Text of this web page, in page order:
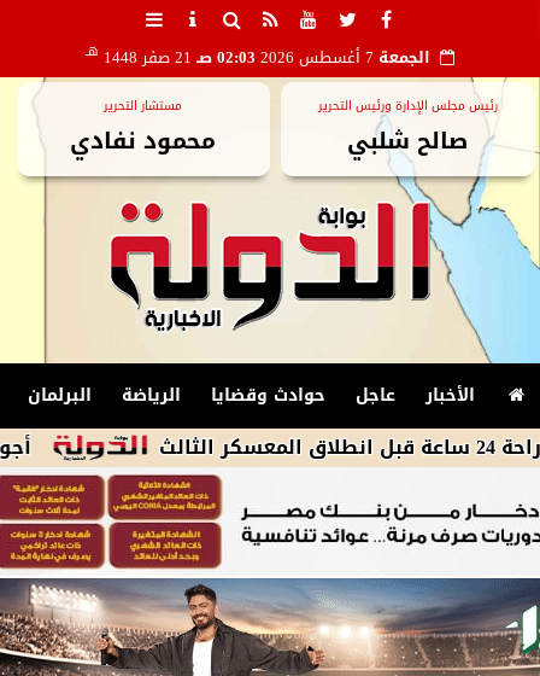
الجمعة 02:03 صـ 21 صفر 1448 هـ
رئيس مجلس الإدارة ورئيس التحرير
صالح شلبي
مستشار التحرير
محمود نفادي
الأخبار عاجل حوادث وقضايا الرياضة البرلمان
أجواء شديدة